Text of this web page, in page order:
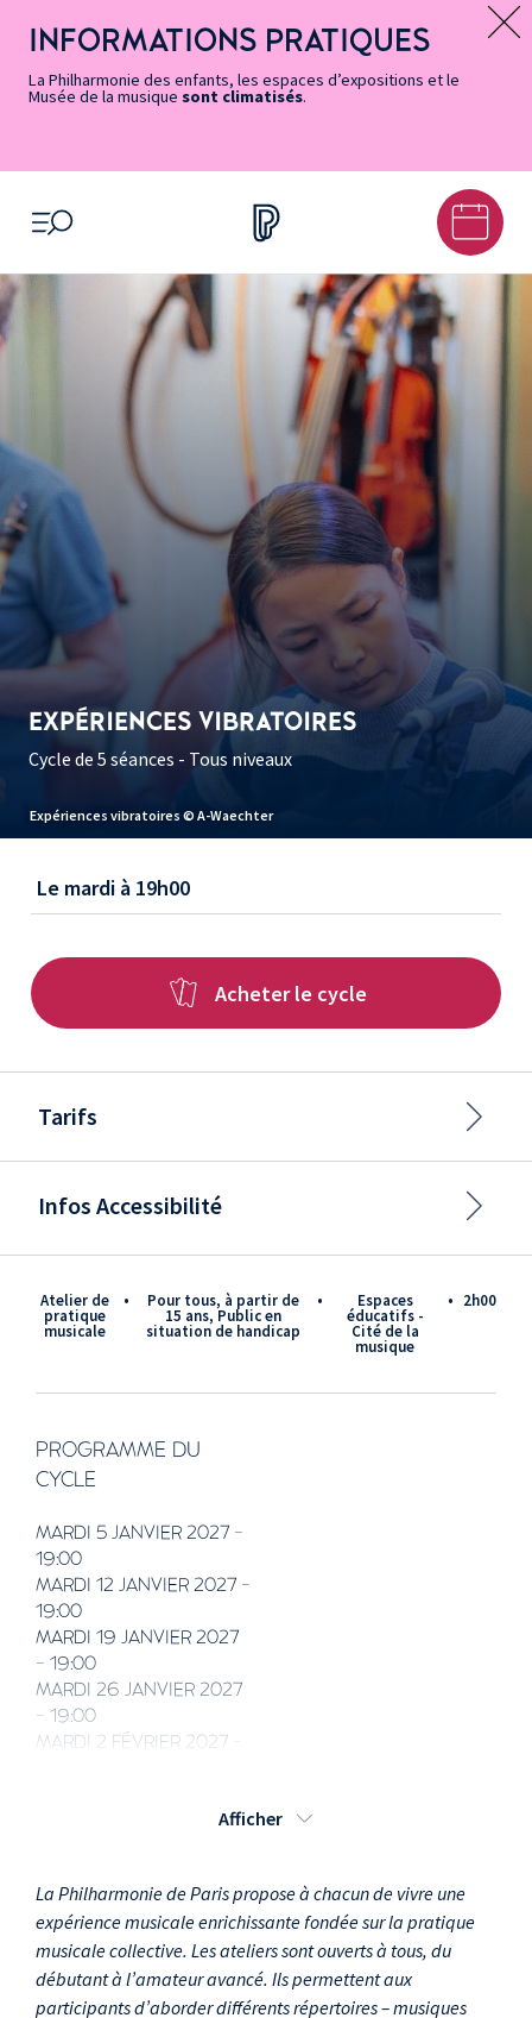
page
Accessibilité
accès
rapides
principal
contenu
principal
page
Message d’information
INFORMATIONS PRATIQUES
La Philharmonie des enfants, les espaces d’expositions et le
Musée de la musique sont climatisés.
OUVRIR LE MENU
Expériences vibratoires © A-Waechter
EXPÉRIENCES VIBRATOIRES
Cycle de 5 séances - Tous niveaux
Atelier de
pratique
musicale
• pour tous, à partir de
15 ans, Public en
situation de handicap
• Espaces
éducatifs -
Cité de la
musique
• 2h00
PROGRAMME DU
CYCLE
MARDI 5 JANVIER 2027 -
19:00
MARDI 12 JANVIER 2027 -
19:00
MARDI 19 JANVIER 2027
- 19:00
MARDI 26 JANVIER 2027
- 19:00
MARDI 2 FÉVRIER 2027 -
Afficher
La Philharmonie de Paris propose à chacun de vivre une
expérience musicale enrichissante fondée sur la pratique
musicale collective. Les ateliers sont ouverts à tous, du
débutant à l’amateur avancé. Ils permettent aux
participants d’aborder différents répertoires – musiques
Le mardi à 19h00
Acheter le cycle
Tarifs
Infos Accessibilité